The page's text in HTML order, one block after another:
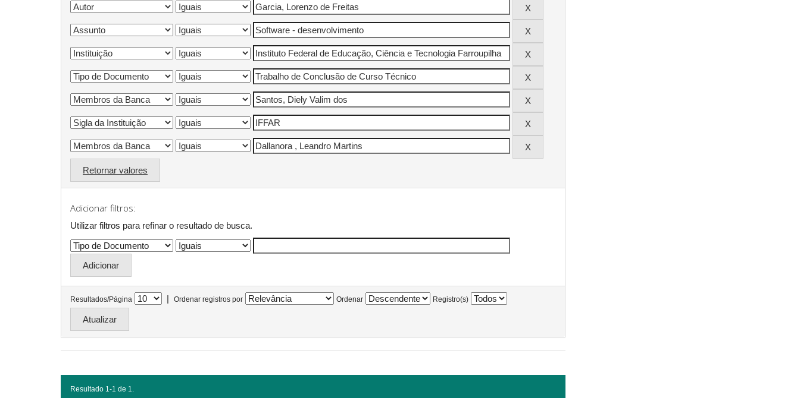
Retornar valores
Adicionar filtros:
Utilizar filtros para refinar o resultado de busca.
Resultados/Página | Ordenar registros por Ordenar Registro(s)
Resultado 1-1 de 1.